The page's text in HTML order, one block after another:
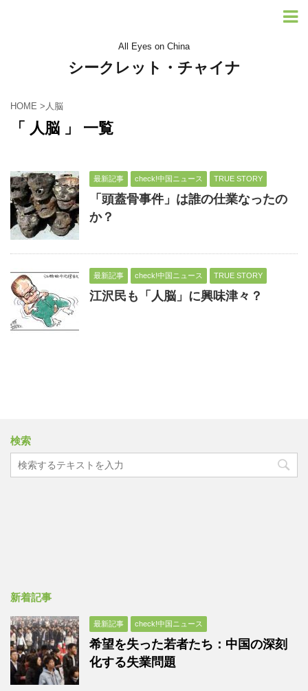
All Eyes on China
シークレット・チャイナ
HOME > 人脳
「 人脳 」 一覧
最新記事 check!中国ニュース TRUE STORY
「頭蓋骨事件」は誰の仕業なったの
か？
最新記事 check!中国ニュース TRUE STORY
江沢民も「人脳」に興味津々？
検索
新着記事
最新記事 check!中国ニュース
希望を失った若者たち：中国の深刻
化する失業問題